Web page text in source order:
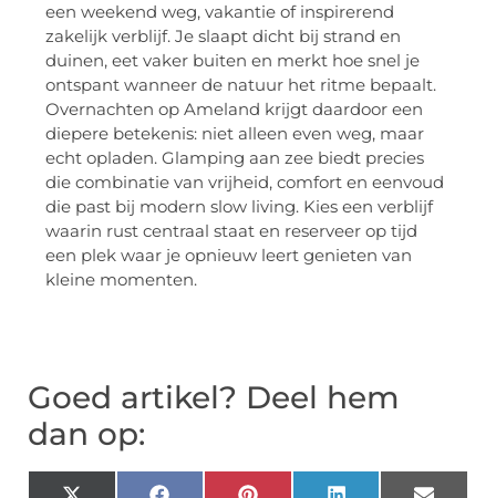
een weekend weg, vakantie of inspirerend
zakelijk verblijf. Je slaapt dicht bij strand en
duinen, eet vaker buiten en merkt hoe snel je
ontspant wanneer de natuur het ritme bepaalt.
Overnachten op Ameland krijgt daardoor een
diepere betekenis: niet alleen even weg, maar
echt opladen. Glamping aan zee biedt precies
die combinatie van vrijheid, comfort en eenvoud
die past bij modern slow living. Kies een verblijf
waarin rust centraal staat en reserveer op tijd
een plek waar je opnieuw leert genieten van
kleine momenten.
Goed artikel? Deel hem
dan op: